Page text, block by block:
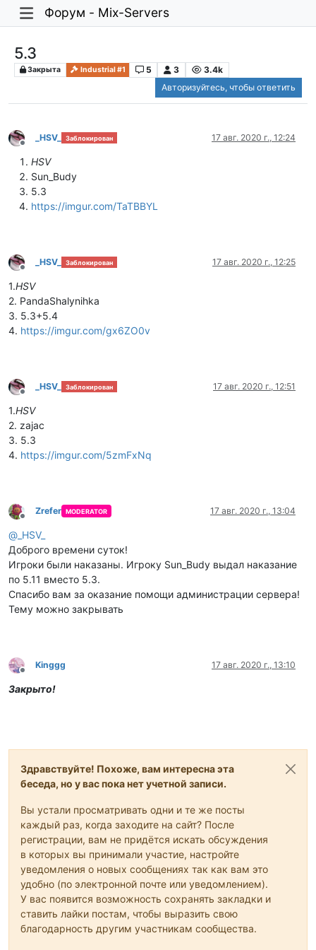
Форум - Mix-Servers
5.3
Закрыта Industrial #1 5 3
3.4k
Авторизуйтесь, чтобы ответить
Не в сети
_HSV_ Заблокирован 17 авг. 2020 г., 12:24
HSV
Sun_Budy
5.3
https://imgur.com/TaTBBYL
Не в сети
_HSV_ Заблокирован 17 авг. 2020 г., 12:25
1.HSV
2. PandaShalynihka
3. 5.3+5.4
4. https://imgur.com/gx6ZO0v
Не в сети
_HSV_ Заблокирован 17 авг. 2020 г., 12:51
1.HSV
2. zajac
3. 5.3
4. https://imgur.com/5zmFxNq
Не в сети
Zrefer MODERATOR 17 авг. 2020 г., 13:04
@ _HSV_
Доброго времени суток!
Игроки были наказаны. Игроку Sun_Budy выдал наказание
по 5.11 вместо 5.3.
Спасибо вам за оказание помощи администрации сервера!
Тему можно закрывать
Не в сети
Kinggg 17 авг. 2020 г., 13:10
Закрыто!
Здравствуйте! Похоже, вам интересна эта
беседа, но у вас пока нет учетной записи.
Вы устали просматривать одни и те же посты
каждый раз, когда заходите на сайт? После
регистрации, вам не придётся искать обсуждения
в которых вы принимали участие, настройте
уведомления о новых сообщениях так как вам это
удобно (по электронной почте или уведомлением).
У вас появится возможность сохранять закладки и
ставить лайки постам, чтобы выразить свою
благодарность другим участникам сообщества.